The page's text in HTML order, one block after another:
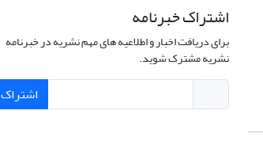
اشتراک خبرنامه
برای دریافت اخبار و اطلاعیه های مهم نشریه در خبرنامه
نشریه مشترک شوید.
اشتراک